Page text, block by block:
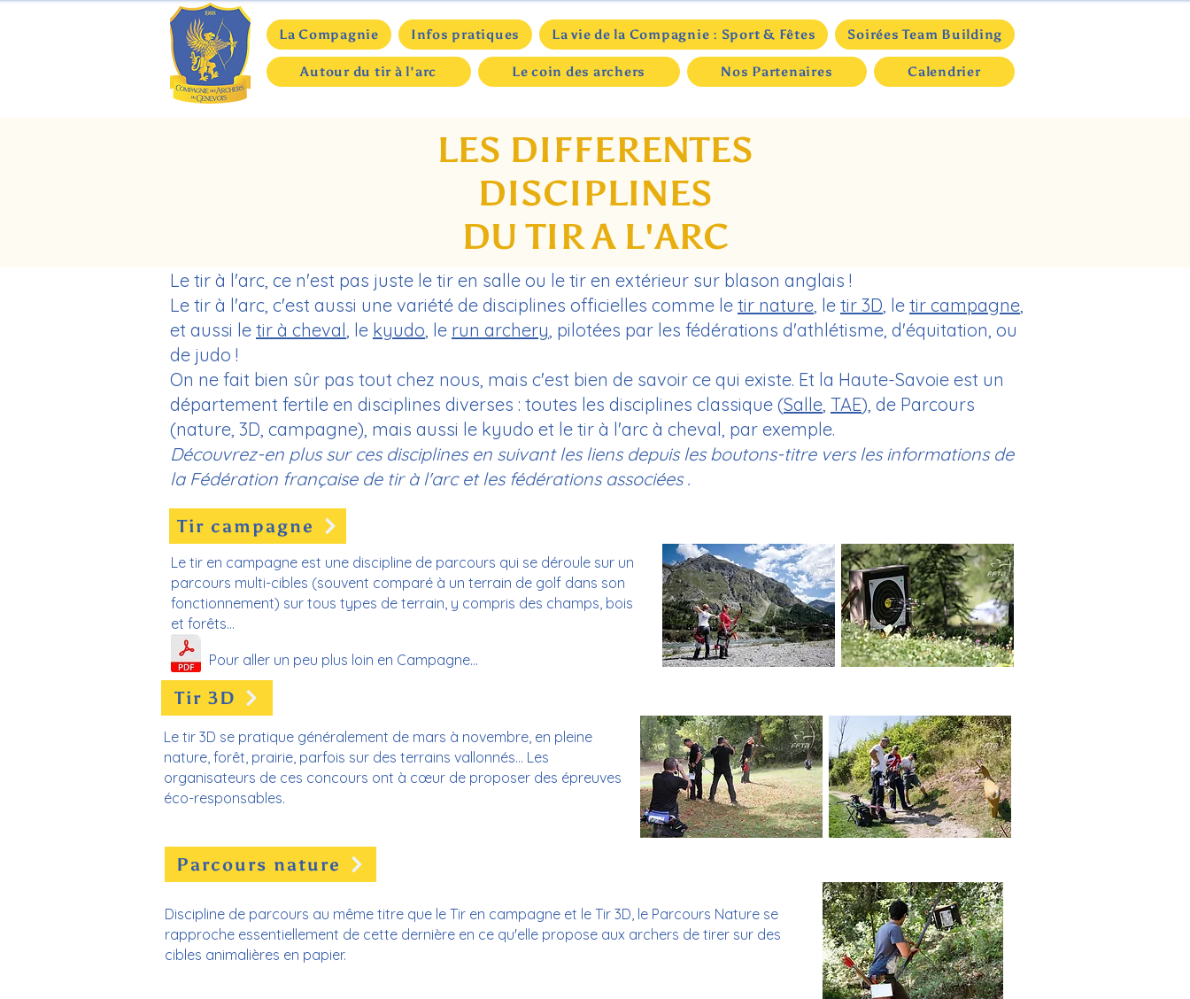
La Compagnie Infos pratiques La vie de la Compagnie : Sport & Fêtes Soirées Team Building
Autour du tir à l'arc Le coin des archers Nos Partenaires Calendrier
LES DIFFERENTES
DISCIPLINES
DU TIR A L'ARC
Le tir à l'arc, ce n'est pas juste le tir en salle ou le tir en extérieur sur blason anglais !
Le tir à l'arc, c'est aussi une variété de disciplines officielles comme le tir nature, le tir 3D, le tir campagne,
et aussi le tir à cheval, le kyudo, le run archery, pilotées par les fédérations d'athlétisme, d'équitation, ou
de judo !
On ne fait bien sûr pas tout chez nous, mais c'est bien de savoir ce qui existe. Et la Haute-Savoie est un
département fertile en disciplines diverses : toutes les disciplines classique (Salle, TAE), de Parcours
(nature, 3D, campagne), mais aussi le kyudo et le tir à l'arc à cheval, par exemple.
Découvrez-en plus sur ces disciplines en suivant les liens depuis les boutons-titre vers les informations de
la Fédération française de tir à l'arc et les fédérations associées .
Tir campagne
Le tir en campagne est une discipline de parcours qui se déroule sur un
parcours multi-cibles (souvent comparé à un terrain de golf dans son
fonctionnement) sur tous types de terrain, y compris des champs, bois
et forêts...
Pour aller un peu plus loin en Campagne...
Tir 3D
Le tir 3D se pratique généralement de mars à novembre, en pleine
nature, forêt, prairie, parfois sur des terrains vallonnés… Les
organisateurs de ces concours ont à cœur de proposer des épreuves
éco-responsables.
Parcours nature
Discipline de parcours au même titre que le Tir en campagne et le Tir 3D, le Parcours Nature se
rapproche essentiellement de cette dernière en ce qu'elle propose aux archers de tirer sur des
cibles animalières en papier.​​